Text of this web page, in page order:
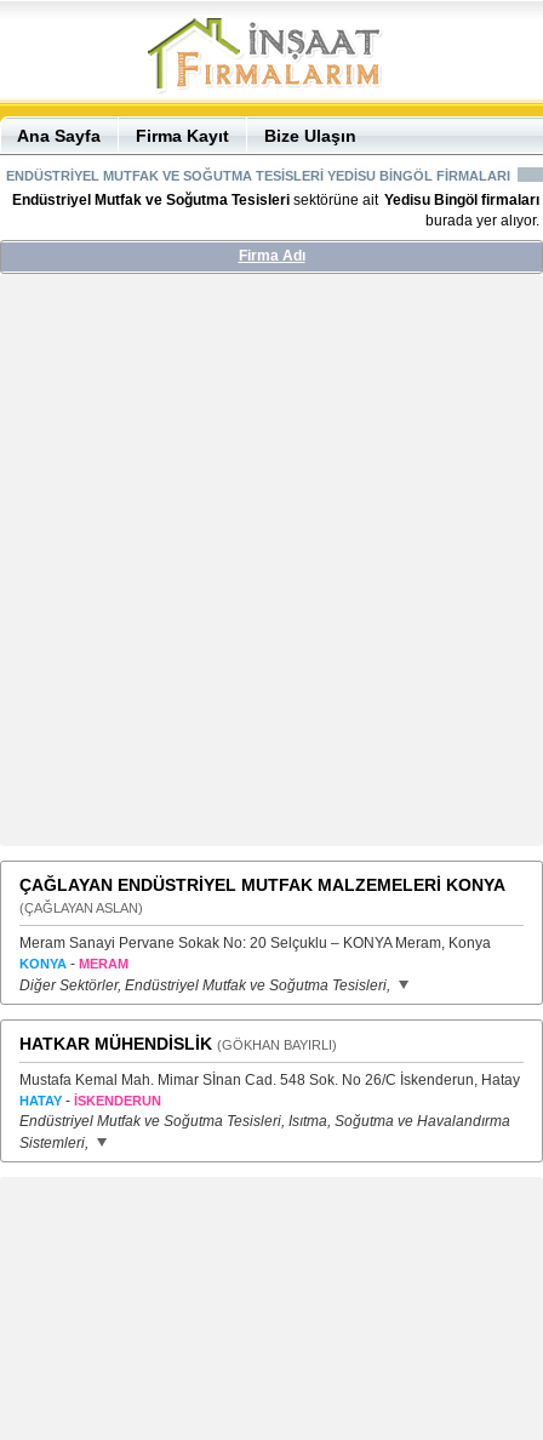
Ana Sayfa Firma Kayıt Bize Ulaşın
ENDÜSTRİYEL MUTFAK VE SOĞUTMA TESİSLERİ YEDİSU BİNGÖL FİRMALARI
Endüstriyel Mutfak ve Soğutma Tesisleri sektörüne ait Yedisu Bingöl firmaları
burada yer alıyor.
Firma Adı
ÇAĞLAYAN ENDÜSTRİYEL MUTFAK MALZEMELERİ KONYA
(ÇAĞLAYAN ASLAN)
Meram Sanayi Pervane Sokak No: 20 Selçuklu – KONYA Meram, Konya
KONYA - MERAM
Diğer Sektörler, Endüstriyel Mutfak ve Soğutma Tesisleri,
HATKAR MÜHENDİSLİK (GÖKHAN BAYIRLI)
Mustafa Kemal Mah. Mimar Sİnan Cad. 548 Sok. No 26/C İskenderun, Hatay
HATAY - İSKENDERUN
Endüstriyel Mutfak ve Soğutma Tesisleri, Isıtma, Soğutma ve Havalandırma
Sistemleri,